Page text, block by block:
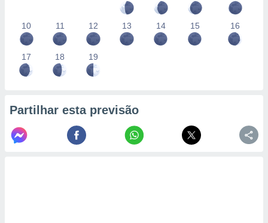
10 11 12 13 14 15 16
17 18 19
Partilhar esta previsão